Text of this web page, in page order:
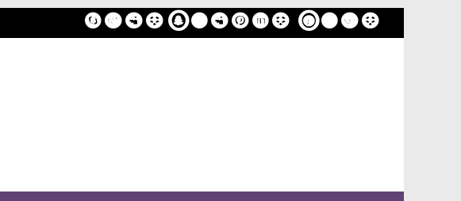
homeSample Page